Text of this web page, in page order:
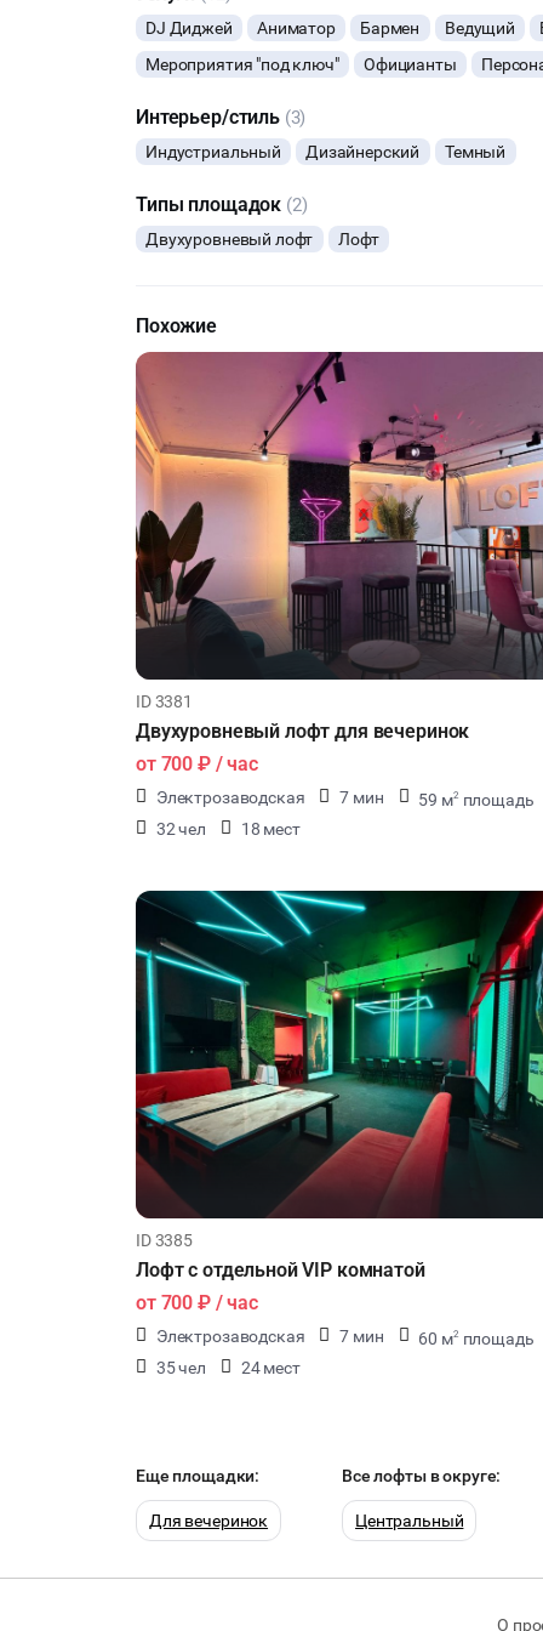
DJ Диджей Аниматор Бармен Ведущий
Мероприятия "под ключ"
Официанты
Интерьер/стиль (3)
Индустриальный Дизайнерский Темный
Типы площадок (2)
Двухуровневый лофт Лофт
Похожие
ID 3381
Двухуровневый лофт для вечеринок
от 700 ₽/ час
Электрозаводская 7 мин 59 м2 площадь
32 чел
18 мест
ID 3385
Лофт с отдельной VIP комнатой
от 700 ₽/ час
Электрозаводская 7 мин 60 м2 площадь
35 чел
24 мест
Еще площадки:
Для вечеринок
Все лофты в округе:
Центральный
О